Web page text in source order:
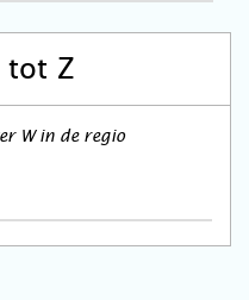
tot Z
W in de regio